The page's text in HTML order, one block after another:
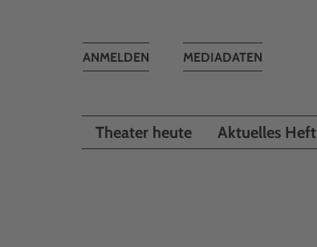
MEDIADATEN
Toggle
ANMELDEN
Theater heute Aktuelles Heft